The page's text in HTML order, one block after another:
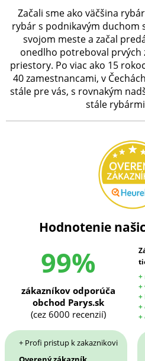
Začali sme ako väčšina
rybár s podnikavým duchom
svojom meste a začal
onedlho potreboval prvých
priestory. Po viac ako 15
40 zamestnancami, v
stále pre vás, s rovnakým
stále
Hodnotenie
99%
+
+
+
+
+
zákazníkov odporúča
obchod Parys.sk
(cez 6000 recenzií)
+ Profi pristup k zakaznikovi